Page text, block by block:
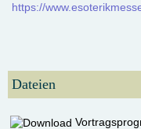
https://
Dateien